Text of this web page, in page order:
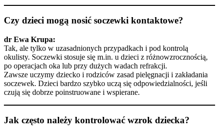
Czy dzieci mogą nosić soczewki kontaktowe?
dr Ewa Krupa:
Tak, ale tylko w uzasadnionych przypadkach i pod kontrolą
okulisty. Soczewki stosuje się m.in. u dzieci z różnowzrocznością,
po operacjach oka lub przy dużych wadach refrakcji.
Zawsze uczymy dziecko i rodziców zasad pielęgnacji i zakładania
soczewek. Dzieci bardzo szybko uczą się odpowiedzialności, jeśli
czują się dobrze poinstruowane i wspierane.
Jak często należy kontrolować wzrok dziecka?